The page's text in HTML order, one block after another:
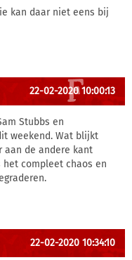
kan daar niet eens bij
22-02-2020 10:00:13
Stubbs en
weekend. Wat blijkt
aan de andere kant
compleet chaos en
22-02-2020 10:34:10